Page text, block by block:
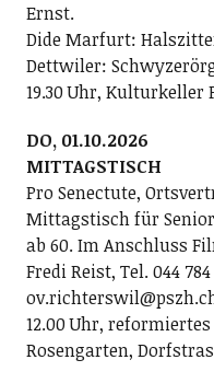
Ernst.
Dide Marfurt:
Dettwiler:
19.30 Uhr,
DO, 01.10.2026
MITTAGSTISCH
Pro Senectute,
Mittagstisch für
ab 60. Im Anschluss
Fredi Reist, Tel. 044
12.00 Uhr,
Rosengarten,